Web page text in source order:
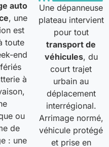
auto
, une
est
toute
end
à
ou
de
: une
Une dépanneuse
plateau intervient
pour tout
transport de
véhicules, du
court trajet
urbain au
déplacement
interrégional.
Arrimage normé,
véhicule protégé
et prise en